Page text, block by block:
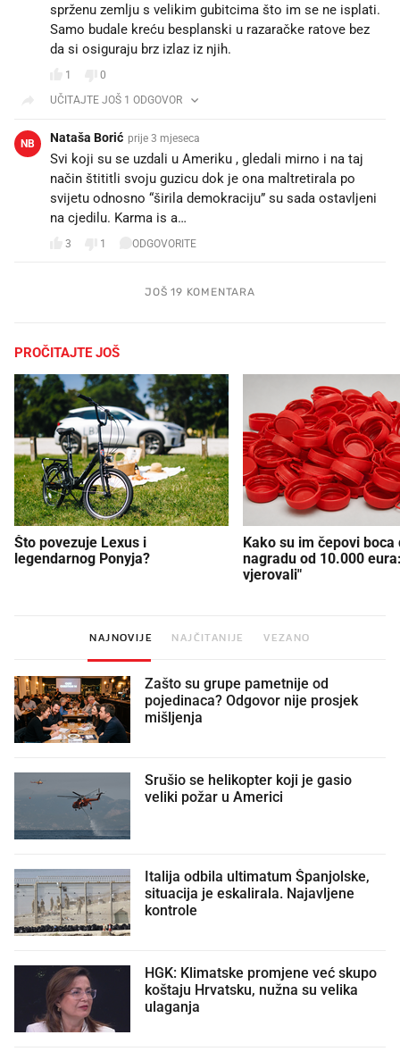
sprženu zemlju s velikim gubitcima što im se ne isplati.
Samo budale kreću besplanski u razaračke ratove bez
da si osiguraju brz izlaz iz njih.
1
0
UČITAJTE JOŠ 1 ODGOVOR
NB Nataša Borić prije 3 mjeseca
Svi koji su se uzdali u Ameriku , gledali mirno i na taj
način štititli svoju guzicu dok je ona maltretirala po
svijetu odnosno “širila demokraciju” su sada ostavljeni
na cjedilu. Karma is a…
3 1 ODGOVORITE
JOŠ 19 KOMENTARA
PROČITAJTE JOŠ
Što povezuje Lexus i
legendarnog Ponyja?
Kako su im čepovi boca
nagradu od 10.000
vjerovali"
NAJNOVIJE NAJČITANIJE VEZANO
Zašto su grupe pametnije od
pojedinaca? Odgovor nije prosjek
mišljenja
Srušio se helikopter koji je gasio
veliki požar u Americi
Italija odbila ultimatum Španjolske,
situacija je eskalirala. Najavljene
kontrole
HGK: Klimatske promjene već skupo
koštaju Hrvatsku, nužna su velika
ulaganja